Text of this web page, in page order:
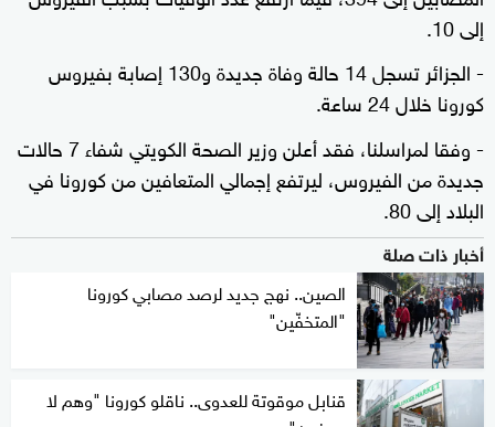
إلى 10.
- الجزائر تسجل 14 حالة وفاة جديدة و130 إصابة بفيروس
كورونا خلال 24 ساعة.
- وفقا لمراسلنا، فقد أعلن وزير الصحة الكويتي شفاء 7 حالات
جديدة من الفيروس، ليرتفع إجمالي المتعافين من كورونا في
البلاد إلى 80.
أخبار ذات صلة
الصين.. نهج جديد لرصد مصابي كورونا
"المتخفّين"
قنابل موقوتة للعدوى.. ناقلو كورونا "وهم لا